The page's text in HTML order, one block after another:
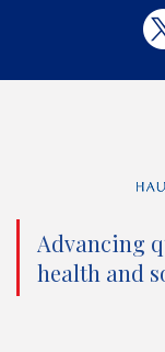
Advancing
health and